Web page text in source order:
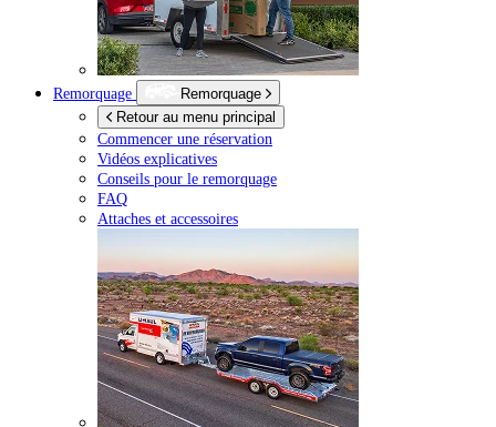
Remorquage
Remorquage
Retour au menu principal
Commencer une réservation
Vidéos explicatives
Conseils pour le remorquage
FAQ
Attaches et accessoires